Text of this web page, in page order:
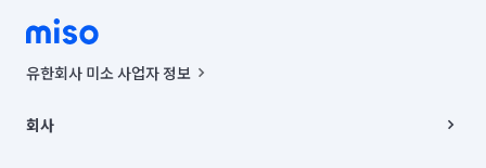
유한회사 미소 사업자 정보
00019 |
회사